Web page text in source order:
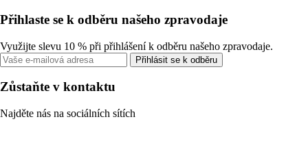
Přihlaste se k odběru našeho zpravodaje
Využijte slevu 10 % při přihlášení k odběru našeho zpravodaje.
Přihlásit se k odběru
Zůstaňte v kontaktu
Najděte nás na sociálních sítích